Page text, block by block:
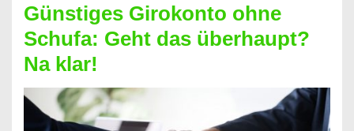
dabei
profitieren
–
So
funktioniert’s
Günstiges Girokonto ohne
Schufa: Geht das überhaupt?
Na klar!